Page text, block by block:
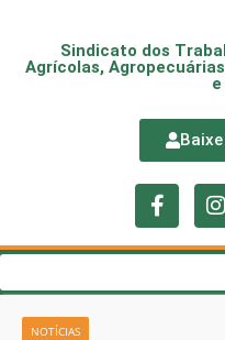
Sindicato dos
Agrícolas,
NOTÍCIAS